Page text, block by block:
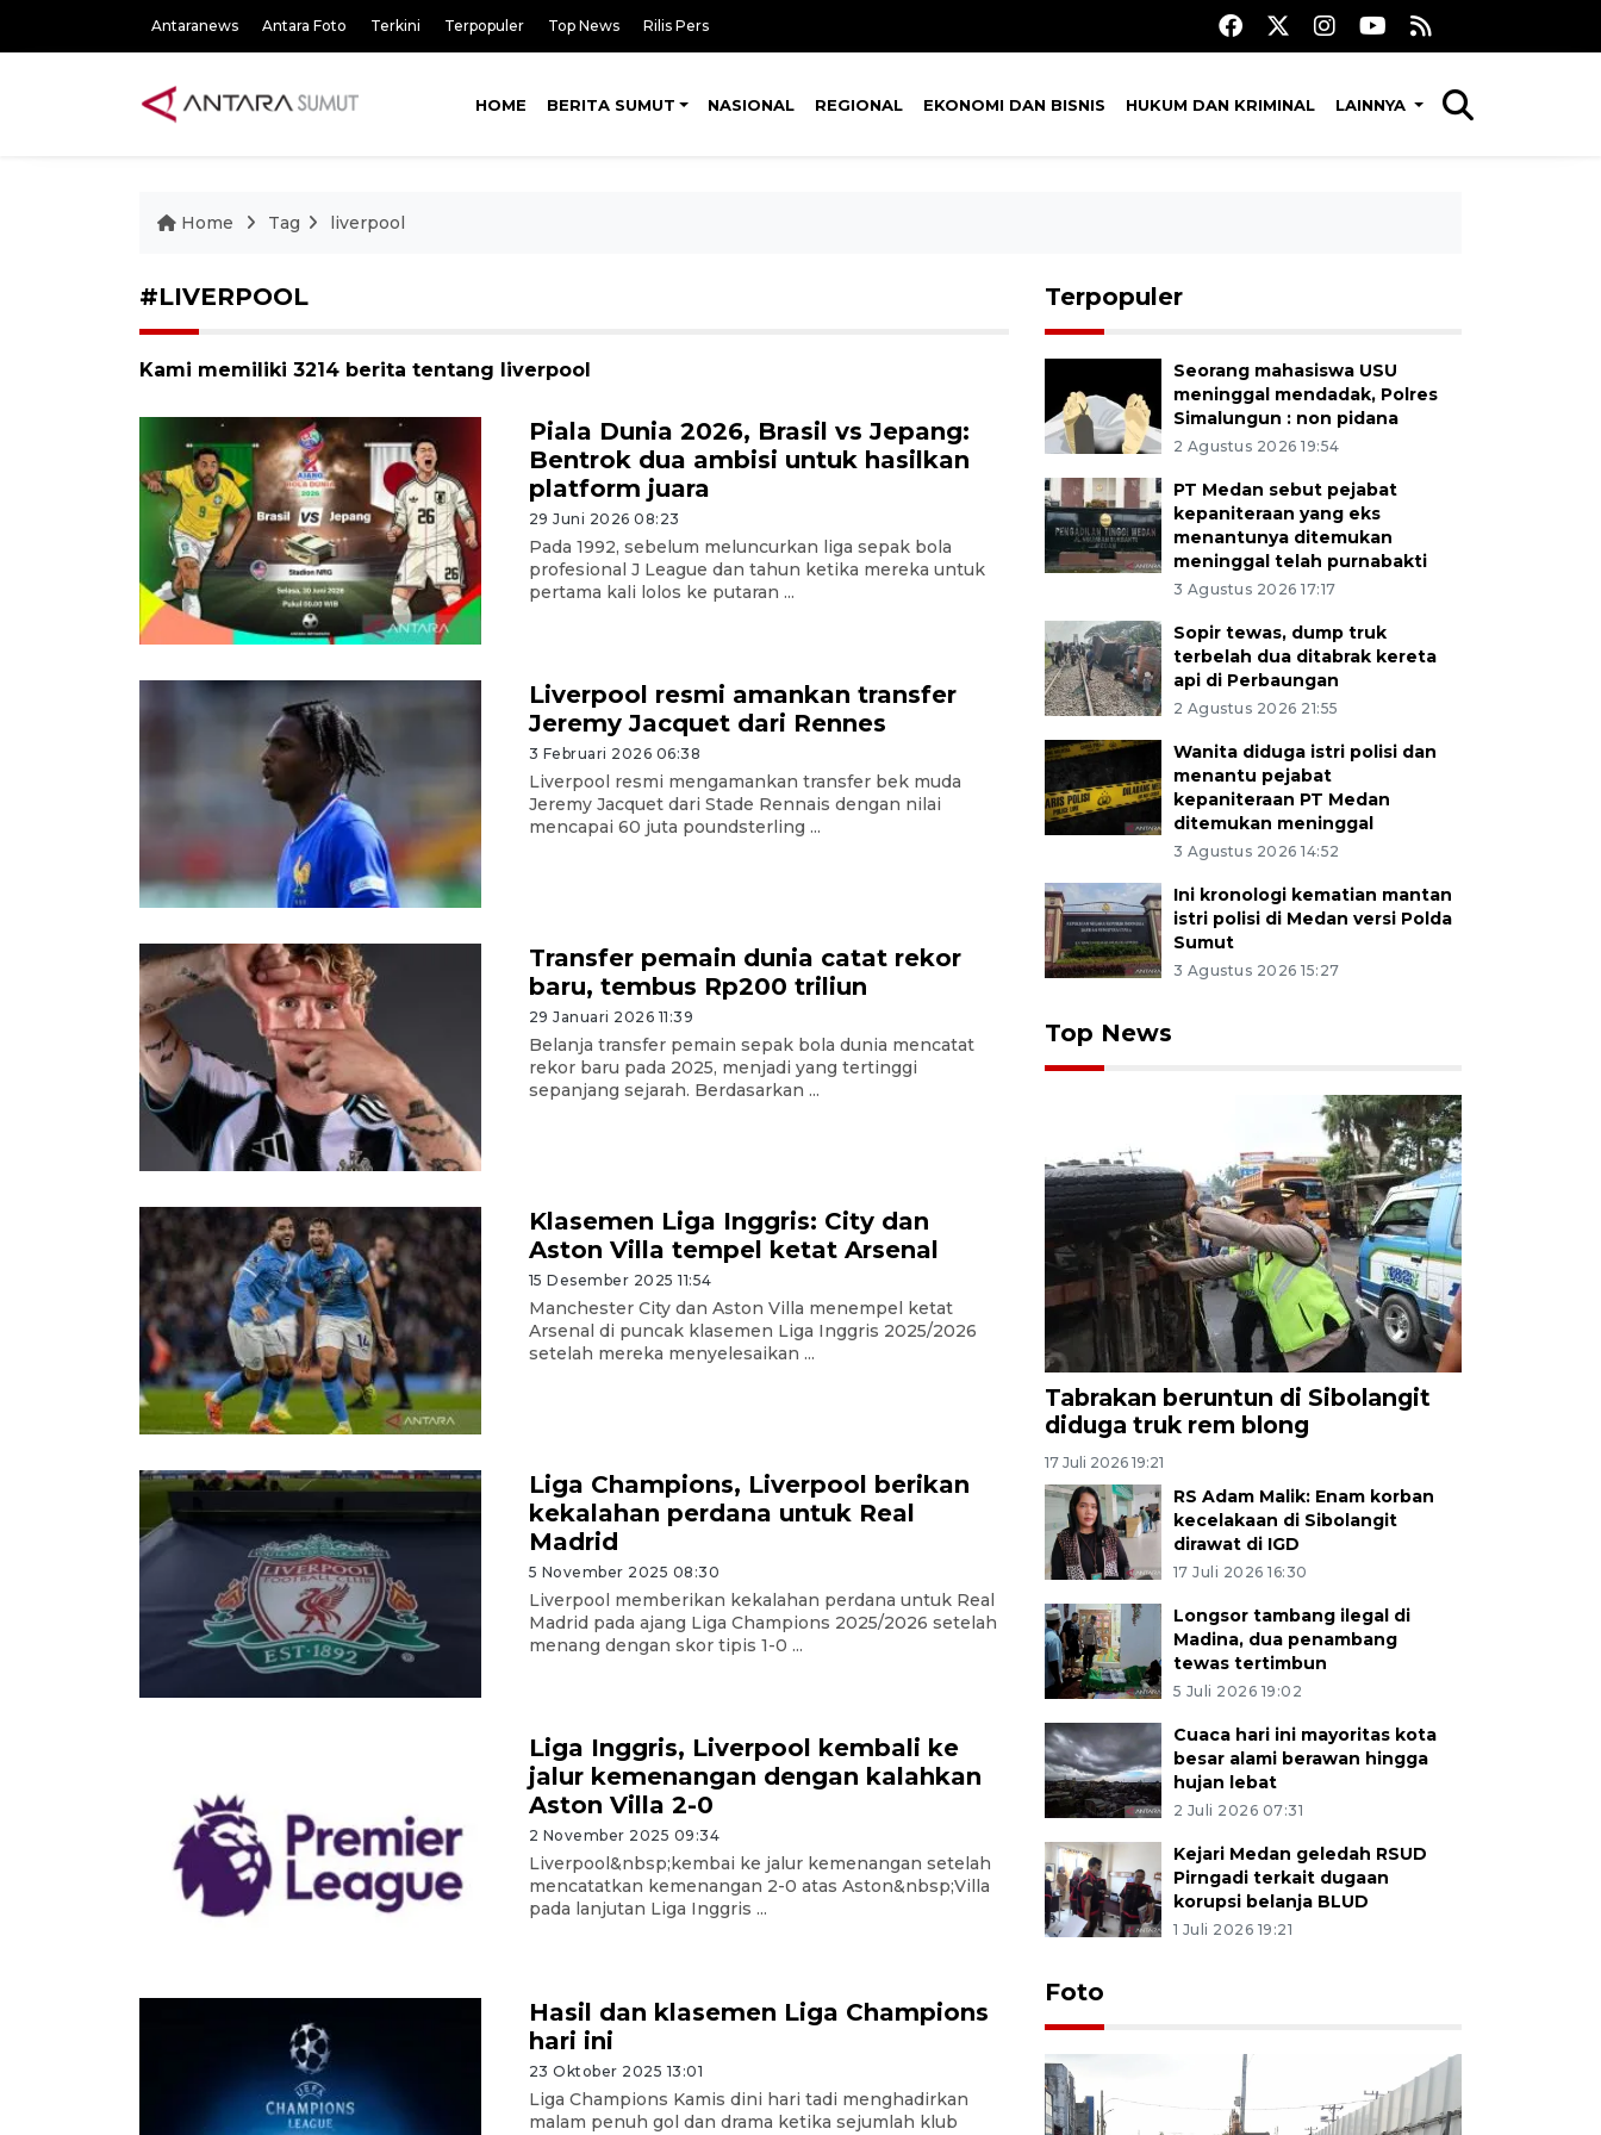
Antaranews Antara Foto Terkini Terpopuler Top News Rilis Pers
HOME BERITA SUMUT NASIONAL REGIONAL EKONOMI DAN BISNIS HUKUM DAN KRIMINAL LAINNYA
Home Tag liverpool
#LIVERPOOL
Kami memiliki 3214 berita tentang liverpool
Piala Dunia 2026, Brasil vs Jepang:
Bentrok dua ambisi untuk hasilkan
platform juara
29 Juni 2026 08:23
Pada 1992, sebelum meluncurkan liga sepak bola
profesional J League dan tahun ketika mereka untuk
pertama kali lolos ke putaran ...
Liverpool resmi amankan transfer
Jeremy Jacquet dari Rennes
3 Februari 2026 06:38
Liverpool resmi mengamankan transfer bek muda
Jeremy Jacquet dari Stade Rennais dengan nilai
mencapai 60 juta poundsterling ...
Transfer pemain dunia catat rekor
baru, tembus Rp200 triliun
29 Januari 2026 11:39
Belanja transfer pemain sepak bola dunia mencatat
rekor baru pada 2025, menjadi yang tertinggi
sepanjang sejarah. Berdasarkan ...
Klasemen Liga Inggris: City dan
Aston Villa tempel ketat Arsenal
15 Desember 2025 11:54
Manchester City dan Aston Villa menempel ketat
Arsenal di puncak klasemen Liga Inggris 2025/2026
setelah mereka menyelesaikan ...
Liga Champions, Liverpool berikan
kekalahan perdana untuk Real
Madrid
5 November 2025 08:30
Liverpool memberikan kekalahan perdana untuk Real
Madrid pada ajang Liga Champions 2025/2026 setelah
menang dengan skor tipis 1-0 ...
Liga Inggris, Liverpool kembali ke
jalur kemenangan dengan kalahkan
Aston Villa 2-0
2 November 2025 09:34
Liverpool&nbsp;kembai ke jalur kemenangan setelah
mencatatkan kemenangan 2-0 atas Aston&nbsp;Villa
pada lanjutan Liga Inggris ...
Hasil dan klasemen Liga Champions
hari ini
23 Oktober 2025 13:01
Liga Champions Kamis dini hari tadi menghadirkan
malam penuh gol dan drama ketika sejumlah klub
Terpopuler
Seorang mahasiswa USU
meninggal mendadak, Polres
Simalungun : non pidana
2 Agustus 2026 19:54
PT Medan sebut pejabat
kepaniteraan yang eks
menantunya ditemukan
meninggal telah purnabakti
3 Agustus 2026 17:17
Sopir tewas, dump truk
terbelah dua ditabrak kereta
api di Perbaungan
2 Agustus 2026 21:55
Wanita diduga istri polisi dan
menantu pejabat
kepaniteraan PT Medan
ditemukan meninggal
3 Agustus 2026 14:52
Ini kronologi kematian mantan
istri polisi di Medan versi Polda
Sumut
3 Agustus 2026 15:27
Top News
Tabrakan beruntun di Sibolangit
diduga truk rem blong
17 Juli 2026 19:21
RS Adam Malik: Enam korban
kecelakaan di Sibolangit
dirawat di IGD
17 Juli 2026 16:30
Longsor tambang ilegal di
Madina, dua penambang
tewas tertimbun
5 Juli 2026 19:02
Cuaca hari ini mayoritas kota
besar alami berawan hingga
hujan lebat
2 Juli 2026 07:31
Kejari Medan geledah RSUD
Pirngadi terkait dugaan
korupsi belanja BLUD
1 Juli 2026 19:21
Foto